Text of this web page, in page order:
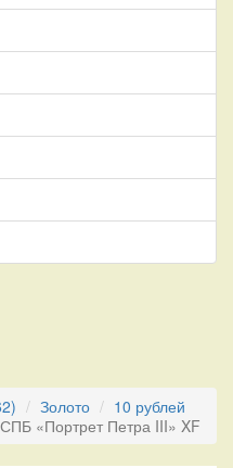
Золото
10 рублей
«Портрет Петра III» XF